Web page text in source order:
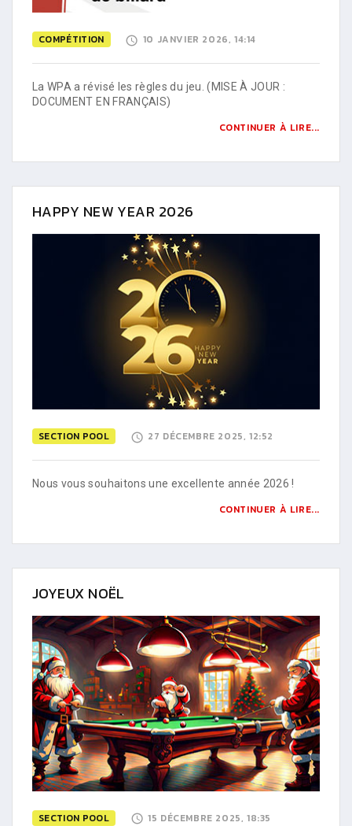
COMPÉTITION 10 JANVIER 2026, 14:14
La WPA a révisé les règles du jeu. (MISE À JOUR :
DOCUMENT EN FRANÇAIS)
CONTINUER À LIRE...
HAPPY NEW YEAR 2026
SECTION POOL 27 DÉCEMBRE 2025, 12:52
Nous vous souhaitons une excellente année 2026 !
CONTINUER À LIRE...
JOYEUX NOËL
SECTION POOL 15 DÉCEMBRE 2025, 18:35